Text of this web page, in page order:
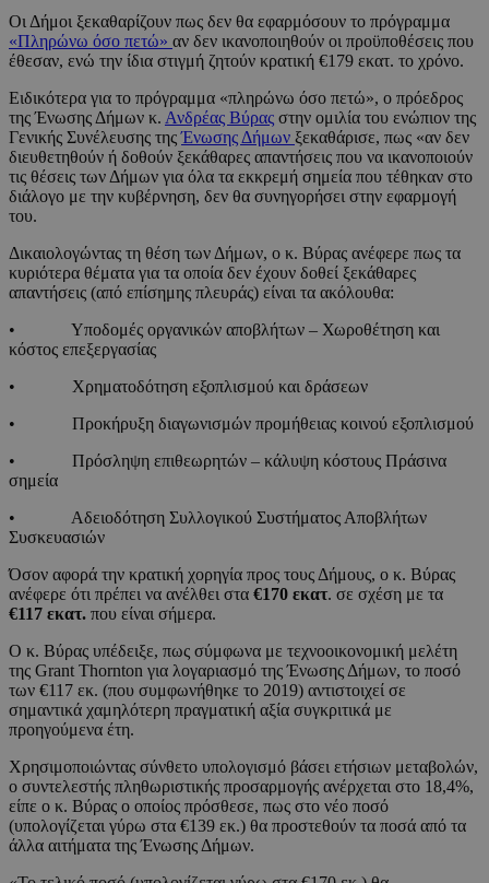
Οι Δήμοι ξεκαθαρίζουν πως δεν θα εφαρμόσουν το πρόγραμμα
«Πληρώνω όσο πετώ» αν δεν ικανοποιηθούν οι προϋποθέσεις που
έθεσαν, ενώ την ίδια στιγμή ζητούν κρατική €179 εκατ. το χρόνο.
Ειδικότερα για το πρόγραμμα «πληρώνω όσο πετώ», ο πρόεδρος
της Ένωσης Δήμων κ. Ανδρέας Βύρας στην ομιλία του ενώπιον της
Γενικής Συνέλευσης τηςΈνωσης Δήμων ξεκαθάρισε, πως «αν δεν
διευθετηθούν ή δοθούν ξεκάθαρες απαντήσεις που να ικανοποιούν
τις θέσεις των Δήμων για όλα τα εκκρεμή σημεία που τέθηκαν στο
διάλογο με την κυβέρνηση, δεν θα συνηγορήσει στην εφαρμογή
του.
Δικαιολογώντας τη θέση των Δήμων, ο κ. Βύρας ανέφερε πως τα
κυριότερα θέματα για τα οποία δεν έχουν δοθεί ξεκάθαρες
απαντήσεις (από επίσημης πλευράς) είναι τα ακόλουθα:
• Υποδομές οργανικών αποβλήτων – Χωροθέτηση και
κόστος επεξεργασίας
• Χρηματοδότηση εξοπλισμού και δράσεων
• Προκήρυξη διαγωνισμών προμήθειας κοινού εξοπλισμού
• Πρόσληψη επιθεωρητών – κάλυψη κόστους Πράσινα
σημεία
• Αδειοδότηση Συλλογικού Συστήματος Αποβλήτων
Συσκευασιών
Όσον αφορά την κρατική χορηγία προς τους Δήμους, ο κ. Βύρας
ανέφερε ότι πρέπει να ανέλθει στα €170 εκατ. σε σχέση με τα
€117 εκατ. που είναι σήμερα.
Ο κ. Βύρας υπέδειξε, πως σύμφωνα με τεχνοοικονομική μελέτη
της Grant Thornton για λογαριασμό της Ένωσης Δήμων, το ποσό
των €117 εκ. (που συμφωνήθηκε το 2019) αντιστοιχεί σε
σημαντικά χαμηλότερη πραγματική αξία συγκριτικά με
προηγούμενα έτη.
Χρησιμοποιώντας σύνθετο υπολογισμό βάσει ετήσιων μεταβολών,
ο συντελεστής πληθωριστικής προσαρμογής ανέρχεται στο 18,4%,
είπε ο κ. Βύρας ο οποίος πρόσθεσε, πως στο νέο ποσό
(υπολογίζεται γύρω στα €139 εκ.) θα προστεθούν τα ποσά από τα
άλλα αιτήματα της Ένωσης Δήμων.